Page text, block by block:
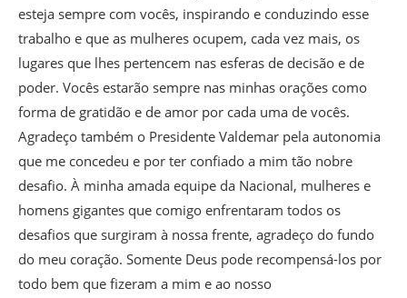
esteja sempre com vocês, inspirando e conduzindo esse
trabalho e que as mulheres ocupem, cada vez mais, os
lugares que lhes pertencem nas esferas de decisão e de
poder. Vocês estarão sempre nas minhas orações como
forma de gratidão e de amor por cada uma de vocês.
Agradeço também o Presidente Valdemar pela autonomia
que me concedeu e por ter confiado a mim tão nobre
desafio. À minha amada equipe da Nacional, mulheres e
homens gigantes que comigo enfrentaram todos os
desafios que surgiram à nossa frente, agradeço do fundo
do meu coração. Somente Deus pode recompensá-los por
todo bem que fizeram a mim e ao nosso